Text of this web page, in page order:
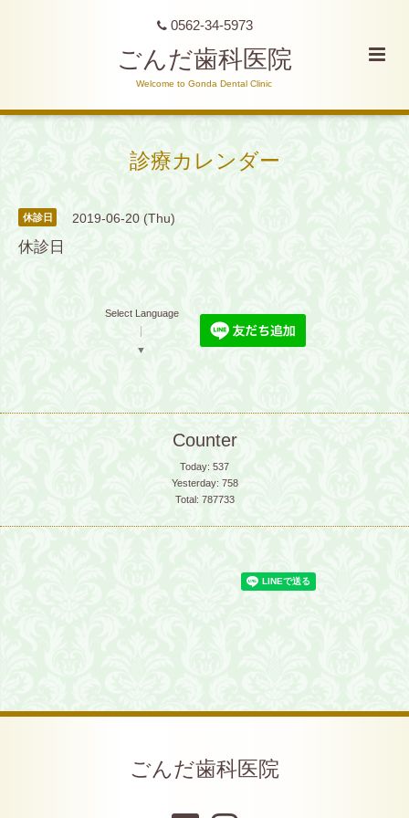
0562-34-5973
ごんだ歯科医院
Welcome to Gonda Dental Clinic
診療カレンダー
休診日 2019-06-20 (Thu)
休診日
Select Language
▼
Counter
Today: 537
Yesterday: 758
Total: 787733
ごんだ歯科医院